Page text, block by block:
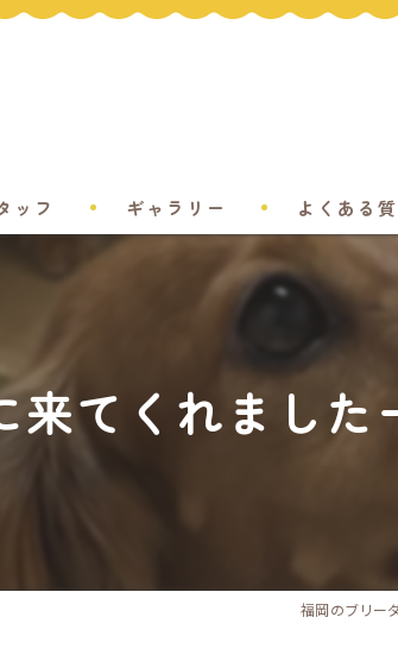
ッフ ギャラリー よくある
来てくれまし
福岡のブリー